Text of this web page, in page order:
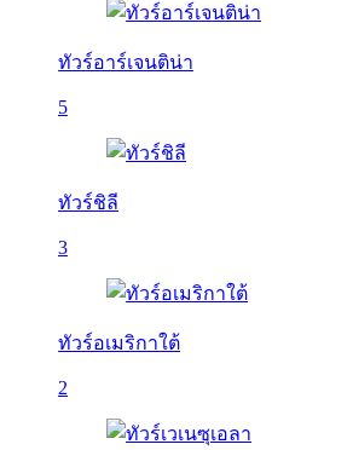
ทัวร์อาร์เจนติน่า
5
ทัวร์ชิลี
3
ทัวร์อเมริกาใต้
2